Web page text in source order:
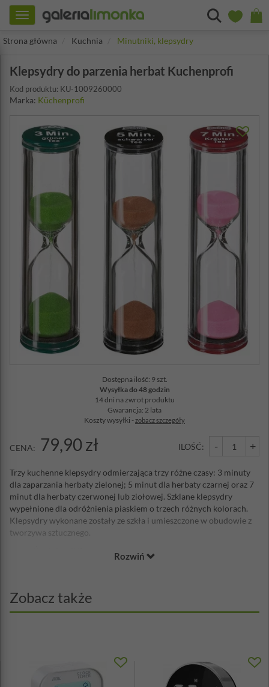
Toggle
navigation
Strona główna
Kuchnia Minutniki, klepsydry
Klepsydry do parzenia herbat Kuchenprofi
Kod produktu: KU-1009260000
Marka: Küchenprofi
Dostępna ilość: 9 szt.
Wysyłka do 48 godzin
14 dni na zwrot produktu
Gwarancja: 2 lata
Koszty wysyłki -zobacz szczegóły
CENA: 79,90 zł ILOŚĆ: - +
Trzy kuchenne klepsydry odmierzająca trzy różne czasy: 3 minuty
dla zaparzania herbaty zielonej; 5 minut dla herbaty czarnej oraz 7
minut dla herbaty czerwonej lub ziołowej. Szklane klepsydry
wypełnione dla odróżnienia piaskiem o trzech różnych kolorach.
Klepsydry wykonane zostały ze szkła i umieszczone w obudowie z
tworzywa sztucznego.
Rozwiń
Zobacz także